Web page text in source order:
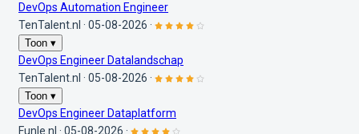
DevOps Automation Engineer
TenTalent.nl · 05-08-2026 ·
Toon ▾
DevOps Engineer Datalandschap
TenTalent.nl · 05-08-2026 ·
Toon ▾
DevOps Engineer Dataplatform
Funle.nl · 05-08-2026 ·